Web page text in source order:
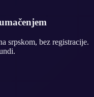
srpskom, bez registracije.